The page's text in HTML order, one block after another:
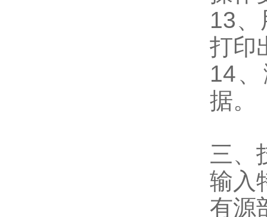
13
打印
14
据。
三、
输入
有源